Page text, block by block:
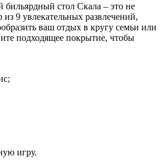
стол Скала – это не
из 9 увлекательных развлечений,
ваш отдых в кругу семьи или
подходящее покрытие, чтобы
игру.